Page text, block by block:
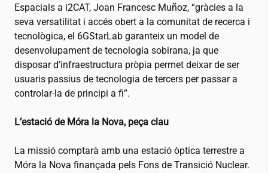
Espacials a i2CAT, Joan Francesc Muñoz, “gràcies a la
seva versatilitat i accés obert a la comunitat de recerca i
tecnològica, el 6GStarLab garanteix un model de
desenvolupament de tecnologia sobirana, ja que
disposar d’infraestructura pròpia permet deixar de ser
usuaris passius de tecnologia de tercers per passar a
controlar-la de principi a fi”.
L’estació de Móra la Nova, peça clau
La missió comptarà amb una estació òptica terrestre a
Móra la Nova finançada pels Fons de Transició Nuclear.